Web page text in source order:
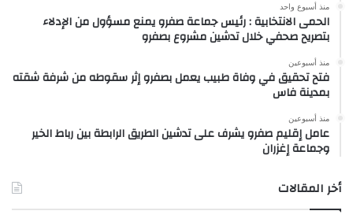
منذ أسبوع واحد
الحمى الانتخابية : رئيس جماعة صفرو يمنع مسؤول من الإدلاء
بتصريح صحفي خلال تدشين مشروع بصفرو
منذ أسبوعين
فتح تحقيق في وفاة طبيب يعمل بصفرو إثر سقوطه من شرفة شقته
بمدينة فاس
منذ أسبوعين
عامل إقليم صفرو يشرف على تدشين الطريق الرابطة بين رباط الخير
وجماعة إغزران
أخر المقالات